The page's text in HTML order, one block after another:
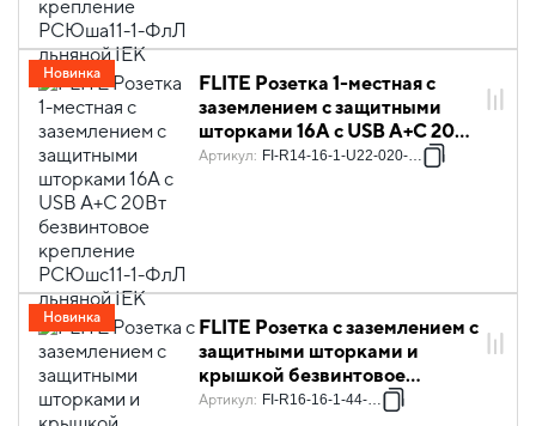
FLITE Розетка 1-местная с
заземлением с защитными
шторками 16А с USB A+C 20Вт
безвинтовое крепление
Артикул: FI-R14-16-1-U22-020-K88
Новинка
FLITE Розетка с заземлением с
защитными шторками и
крышкой безвинтовое
крепление 16А IP44 РСшкр11-
Артикул: FI-R16-16-1-44-K88
Новинка